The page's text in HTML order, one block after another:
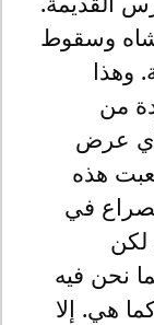
وسقوط
وهذا
من
عرض
هذه
في
لكن
نحن فيه
هي. إلا